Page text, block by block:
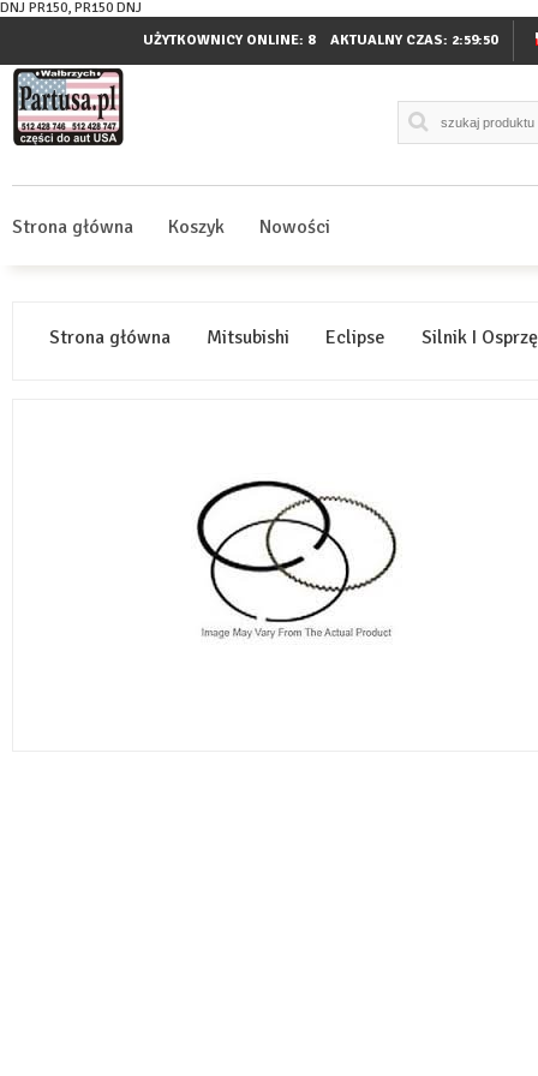
DNJ PR150, PR150 DNJ
UŻYTKOWNICY ONLINE: 8
AKTUALNY CZAS: 2:59:51
Strona główna Koszyk Nowości
Strona główna Mitsubishi Eclipse Silnik I